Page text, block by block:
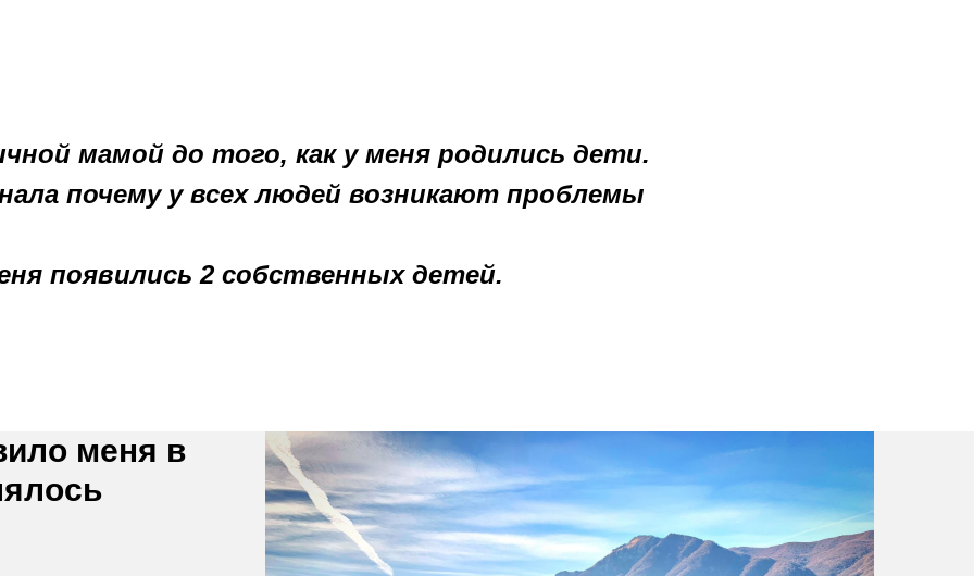
мамой до того, как у меня родились дети.
почему у всех людей возникают проблемы
появились 2 собственных детей.
меня в